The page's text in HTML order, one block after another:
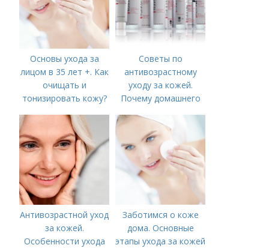
Основы ухода за
лицом в 35 лет +. Как
очищать и
тонизировать кожу?
Советы по
антивозрастному
уходу за кожей.
Почему домашнего
Антивозрастной уход
за кожей.
Особенности ухода
Заботимся о коже
дома. Основные
этапы ухода за кожей